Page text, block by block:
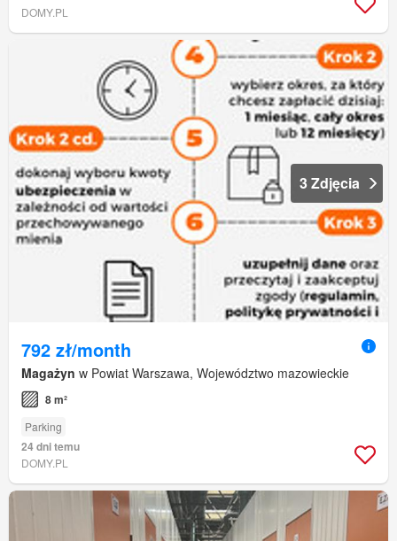
DOMY.PL
3 Zdjęcia
792 zł/month
Magażyn w Powiat Warszawa, Województwo mazowieckie
8 m²
Parking
24 dni temu
DOMY.PL